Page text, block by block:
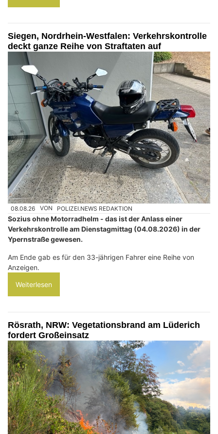
Siegen, Nordrhein-Westfalen: Verkehrskontrolle
deckt ganze Reihe von Straftaten auf
08.08.26 VON POLIZEI.NEWS REDAKTION
Sozius ohne Motorradhelm - das ist der Anlass einer
Verkehrskontrolle am Dienstagmittag (04.08.2026) in der
Ypernstraße gewesen.
Am Ende gab es für den 33-jährigen Fahrer eine Reihe von
Anzeigen.
Weiterlesen
Rösrath, NRW: Vegetationsbrand am Lüderich
fordert Großeinsatz